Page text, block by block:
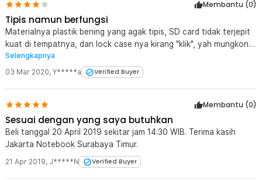
Membantu (0)
Tipis namun berfungsi
Materialnya plastik bening yang agak tipis, SD card tidak terjepit
kuat di tempatnya, dan lock case nya kirang "klik", yah mungkon
karena bahannya yang tipis.... namun tetap berfungsi untuk
menyimpan SD atau micro SD beserta adapternya.
Selengkapnya
03 Mar 2020, Y*****a Verified Buyer
Membantu (0)
Sesuai dengan yang saya butuhkan
Beli tanggal 20 April 2019 sekitar jam 14:30 WIB. Terima kasih
Jakarta Notebook Surabaya Timur.
21 Apr 2019, J*****N Verified Buyer